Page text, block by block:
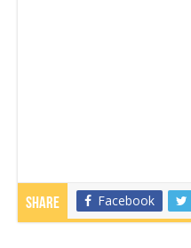
Share Facebook